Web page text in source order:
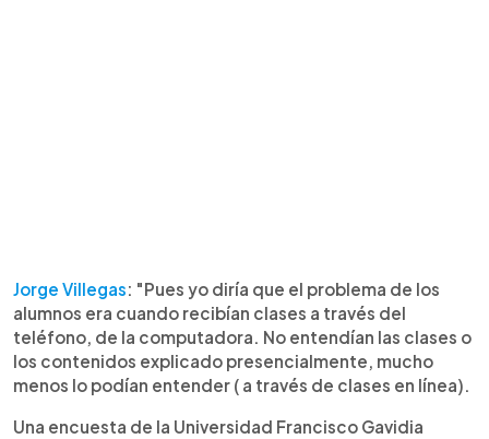
Jorge Villegas: "Pues yo diría que el problema de los
alumnos era cuando recibían clases a través del
teléfono, de la computadora. No entendían las clases o
los contenidos explicado presencialmente, mucho
menos lo podían entender ( a través de clases en línea).
Una encuesta de la Universidad Francisco Gavidia